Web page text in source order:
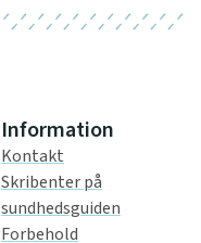
Information
Kontakt
Skribenter på
sundhedsguiden
Forbehold